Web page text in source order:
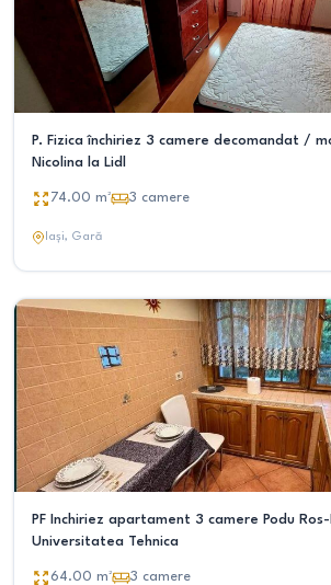
P. Fizica închiriez 3 camere decomandat /
Nicolina la Lidl
74.00 m² 3 camere
Iași, Gară
PF Inchiriez apartament 3 camere Podu
Universitatea Tehnica
64.00 m² 3 camere